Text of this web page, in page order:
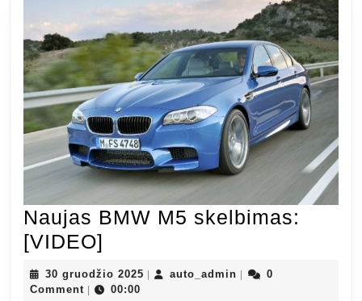
Naujas BMW M5 skelbimas:
[VIDEO]
BMW
M5
30 gruodžio 2025 30
| auto_admin auto_admin
|
0
Comment | 00:00